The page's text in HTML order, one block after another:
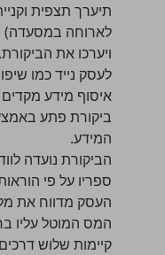
תיערך תצפית
לארוחה במסעדה)
ויערכו את
לעסק נייד כמו
איסוף מידע
ביקורת פתע
המידע.
הביקורת נועדה
ספריו על פי
העסק מדווח את
המס המוטל עליו
קיימות שלוש